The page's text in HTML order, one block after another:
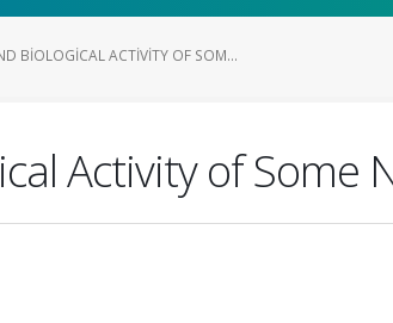
BIOLOGICAL ACTIVITY OF SOM...
Activity of Some